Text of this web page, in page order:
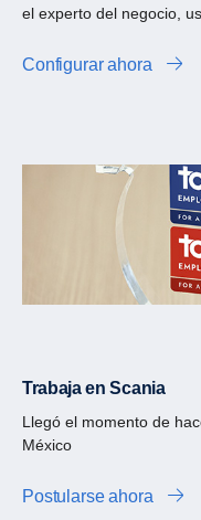
el experto del negocio,
Configurar ahora
Trabaja en Scania
Llegó el momento de
México
Postularse ahora